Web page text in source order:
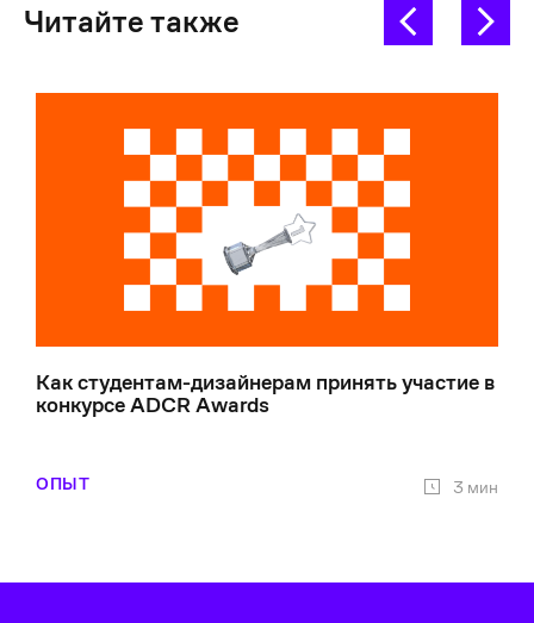
Читайте также
Как студентам-дизайнерам принять участие в
конкурсе ADCR Awards
ОПЫТ 3 мин